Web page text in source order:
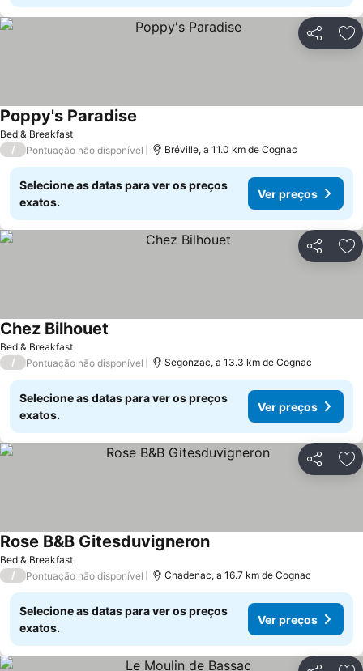
Partilhar
Bed & Breakfast
Poppy's Paradise
/ Pontuação não disponível Bréville, a 11.0 km de Cognac
Selecione as datas para ver os preços
exatos.
Ver preços
Partilhar
Bed & Breakfast
Chez Bilhouet
/ Pontuação não disponível Segonzac, a 13.3 km de Cognac
Selecione as datas para ver os preços
exatos.
Ver preços
Partilhar
Bed & Breakfast
Rose B&B Gitesduvigneron
/ Pontuação não disponível Chadenac, a 16.7 km de Cognac
Selecione as datas para ver os preços
exatos.
Ver preços